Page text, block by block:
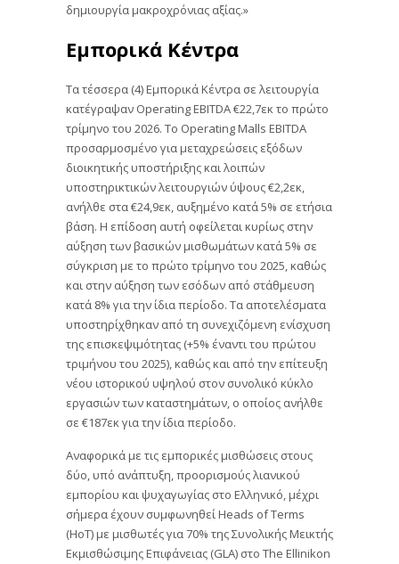
δημιουργία μακροχρόνιας αξίας.»
Εμπορικά Κέντρα
Τα τέσσερα (4) Εμπορικά Κέντρα σε λειτουργία
κατέγραψαν Operating EBITDA €22,7εκ το πρώτο
τρίμηνο του 2026. Το Operating Malls EBITDA
προσαρμοσμένο για μεταχρεώσεις εξόδων
διοικητικής υποστήριξης και λοιπών
υποστηρικτικών λειτουργιών ύψους €2,2εκ,
ανήλθε στα €24,9εκ, αυξημένο κατά 5% σε ετήσια
βάση. Η επίδοση αυτή οφείλεται κυρίως στην
αύξηση των βασικών μισθωμάτων κατά 5% σε
σύγκριση με το πρώτο τρίμηνο του 2025, καθώς
και στην αύξηση των εσόδων από στάθμευση
κατά 8% για την ίδια περίοδο. Τα αποτελέσματα
υποστηρίχθηκαν από τη συνεχιζόμενη ενίσχυση
της επισκεψιμότητας (+5% έναντι του πρώτου
τριμήνου του 2025), καθώς και από την επίτευξη
νέου ιστορικού υψηλού στον συνολικό κύκλο
εργασιών των καταστημάτων, ο οποίος ανήλθε
σε €187εκ για την ίδια περίοδο.
Αναφορικά με τις εμπορικές μισθώσεις στους
δύο, υπό ανάπτυξη, προορισμούς λιανικού
εμπορίου και ψυχαγωγίας στο Ελληνικό, μέχρι
σήμερα έχουν συμφωνηθεί Heads of Terms
(HoT) με μισθωτές για 70% της Συνολικής Μεικτής
Εκμισθώσιμης Επιφάνειας (GLA) στο The Ellinikon